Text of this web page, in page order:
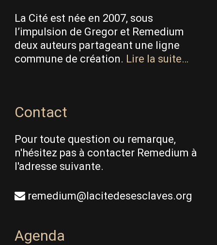
La Cité est née en 2007, sous
l’impulsion de Gregor et Remedium
deux auteurs partageant une ligne
commune de création. Lire la suite…
Contact
Pour toute question ou remarque,
n'hésitez pas à contacter Remedium à
l'adresse suivante.
remedium@lacitedesesclaves.org
Agenda